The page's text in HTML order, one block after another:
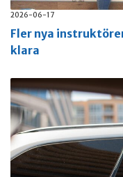
2026-06-17
Fler nya
klara